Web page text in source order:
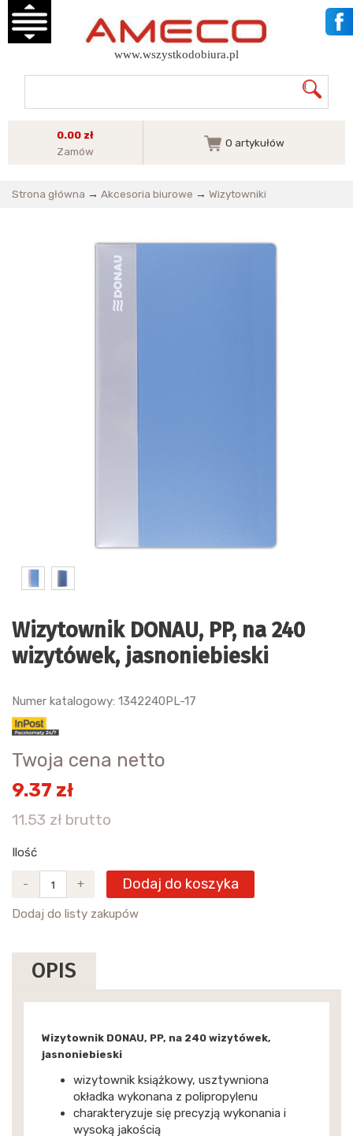
www.wszystkodobiura.pl
0.00 zł
Zamów
0 artykułów
Strona główna → Akcesoria biurowe → Wizytowniki
Wizytownik DONAU, PP, na 240
wizytówek, jasnoniebieski
Numer katalogowy: 1342240PL-17
Twoja cena netto
9.37 zł
11.53 zł brutto
Ilość
- + Dodaj do koszyka
Dodaj do listy zakupów
OPIS
Wizytownik DONAU, PP, na 240 wizytówek,
jasnoniebieski
wizytownik książkowy, usztywniona
okładka wykonana z polipropylenu
charakteryzuje się precyzją wykonania i
wysoką jakością